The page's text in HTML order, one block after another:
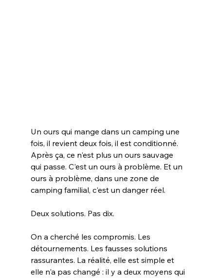
Un ours qui mange dans un camping une
fois, il revient deux fois, il est conditionné.
Après ça, ce n'est plus un ours sauvage
qui passe. C'est un ours à problème. Et un
ours à problème, dans une zone de
camping familial, c'est un danger réel.
Deux solutions. Pas dix.
On a cherché les compromis. Les
détournements. Les fausses solutions
rassurantes. La réalité, elle est simple et
elle n'a pas changé : il y a deux moyens qui